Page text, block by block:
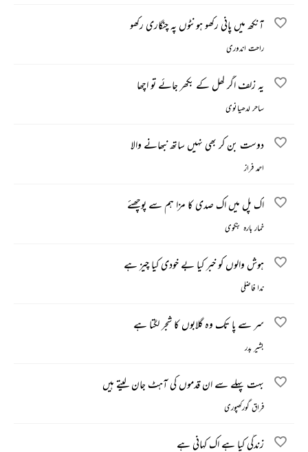
آنکھ میں پانی رکھو ہونٹوں پہ چنگاری رکھو
راحت اندوری
یہ زلف اگر کھل کے بکھر جائے تو اچھا
ساحر لدھیانوی
دوست بن کر بھی نہیں ساتھ نبھانے والا
احمد فراز
اک پل میں اک صدی کا مزا ہم سے پوچھئے
خمار بارہ بنکوی
ہوش والوں کو خبر کیا بے خودی کیا چیز ہے
ندا فاضلی
سر سے پا تک وہ گلابوں کا شجر لگتا ہے
بشیر بدر
بہت پہلے سے ان قدموں کی آہٹ جان لیتے ہیں
فراق گورکھپوری
زندگی کیا ہے اک کہانی ہے